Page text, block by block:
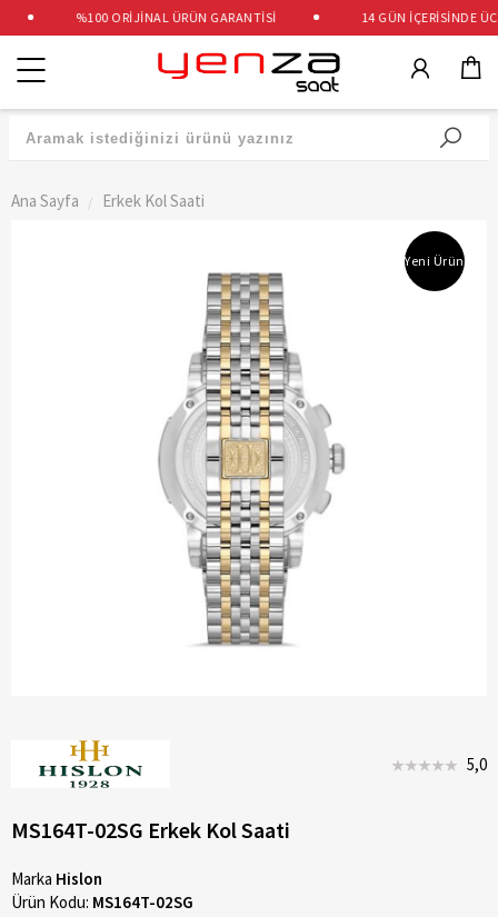
%100 ORİJİNAL ÜRÜN GARANTİSİ 14 GÜN İÇERİSİNDE
Kategoriler
Ana Sayfa Erkek Kol Saati
Yeni Ürün
5,0
MS164T-02SG Erkek Kol Saati
Marka Hislon
Ürün Kodu: MS164T-02SG